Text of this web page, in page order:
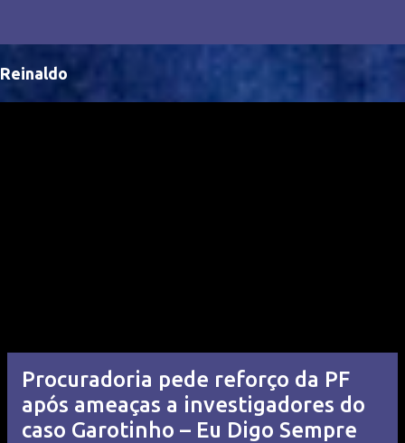
Reinaldo
Procuradoria pede reforço da PF
após ameaças a investigadores do
caso Garotinho – Eu Digo Sempre